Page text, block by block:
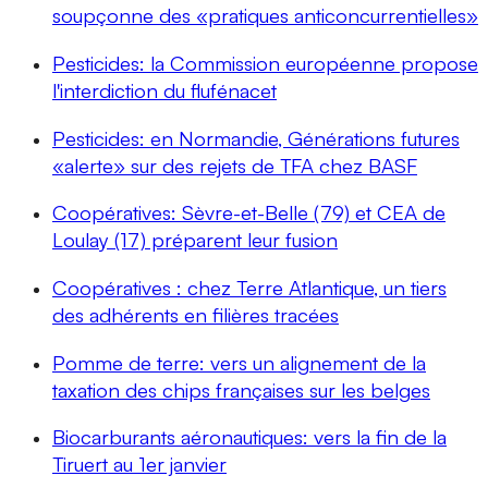
soupçonne des «pratiques anticoncurrentielles»
Pesticides: la Commission européenne propose
l'interdiction du flufénacet
Pesticides: en Normandie, Générations futures
«alerte» sur des rejets de TFA chez BASF
Coopératives: Sèvre-et-Belle (79) et CEA de
Loulay (17) préparent leur fusion
Coopératives : chez Terre Atlantique, un tiers
des adhérents en filières tracées
Pomme de terre: vers un alignement de la
taxation des chips françaises sur les belges
Biocarburants aéronautiques: vers la fin de la
Tiruert au 1er janvier